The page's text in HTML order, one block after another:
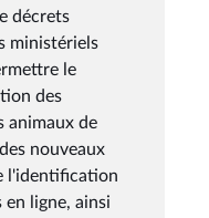
décrets
ministériels
le
des
animaux de
nouveaux
l'identification
en ligne, ainsi